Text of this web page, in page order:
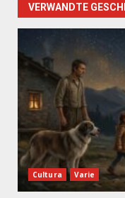
VERWANDTE
Cultura Varie